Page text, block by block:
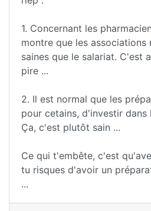
1. Concernant les
montre que les associations
saines que le salariat. C'est
pire ...
2. Il est normal que les
pour cetains, d'investir
Ça, c'est plutôt sain ...
Ce qui t'embête, c'est
tu risques d'avoir un
...